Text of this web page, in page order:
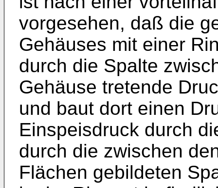
vorgesehen, daß die
Gehäuses mit einer
durch die Spalte
Gehäuse tretende
und baut dort einen
Einspeisdruck durch
durch die zwischen
Flächen gebildeten